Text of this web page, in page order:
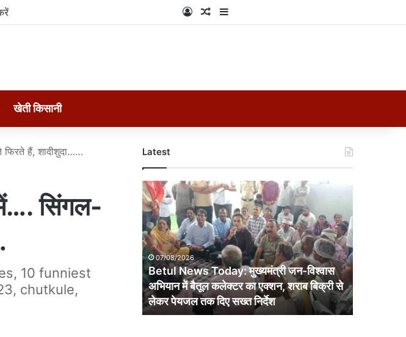
Log InRandom Article
Sidebar
खेती किसानी
हैं, शादीशुदा……
सिंगल-
10 funniest
chutkule,
Latest
Betul
News
Today:
मुख्यमंत्री
जन-
विश्वास
अभियान
में
बैतूल
कलेक्टर
का
07/08/2026
Betul News Today: मुख्यमंत्री जन-विश्वास
अभियान में बैतूल कलेक्टर का एक्शन, शराब बिक्री से
लेकर पेयजल तक दिए सख्त निर्देश